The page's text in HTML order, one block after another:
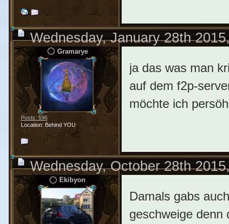
Wednesday, January 28th
Gramarye
Posts: 596
Location: Behind YOU
ja das was man
auf dem f2p-
möchte ich
Wednesday, October 28th
Ekibyon
Damals gabs
geschweige denn